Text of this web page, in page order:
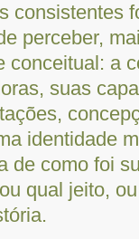
consistentes
perceber,
conceitual: a
suas
identidade
de como foi
qual jeito,